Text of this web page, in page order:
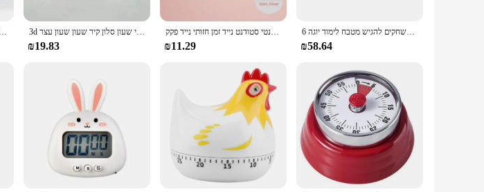
With its timer setting feature, you can set the light to turn on and off automatically,
it an ideal choice for those who value flexibility and convenience.
reliable night light, this product is designed to meet your needs. Its versatile design and energy-
The Timer Setting Night Light is more than just a light; it's a practical solution for those who
טיימר חזותי yunbaoit עם אור לילה, טיימר ספירה לאחור של 60 דקות לילדים ומבוגרים, טיימר בכיתה שקט לבית, בית ספר 3d מיני-שעון קיר דיגיטלי שעון שעון שעון מעורר אלקטרוני שעון סלון קיר שעון שעון עצר
₪19.83
טיימר מטבח מגנטי שעון בישול מגנטי סטודנט נייד זמן חזותי נייד פקק
₪11.29
6 יח'\סט 1/2/3/4/5/6 דקות חול שעון שעון שעון שעון זכוכית מיני רב תכליתי עבור משחקים להגיש מטבח לימוד יוגה
₪58.64